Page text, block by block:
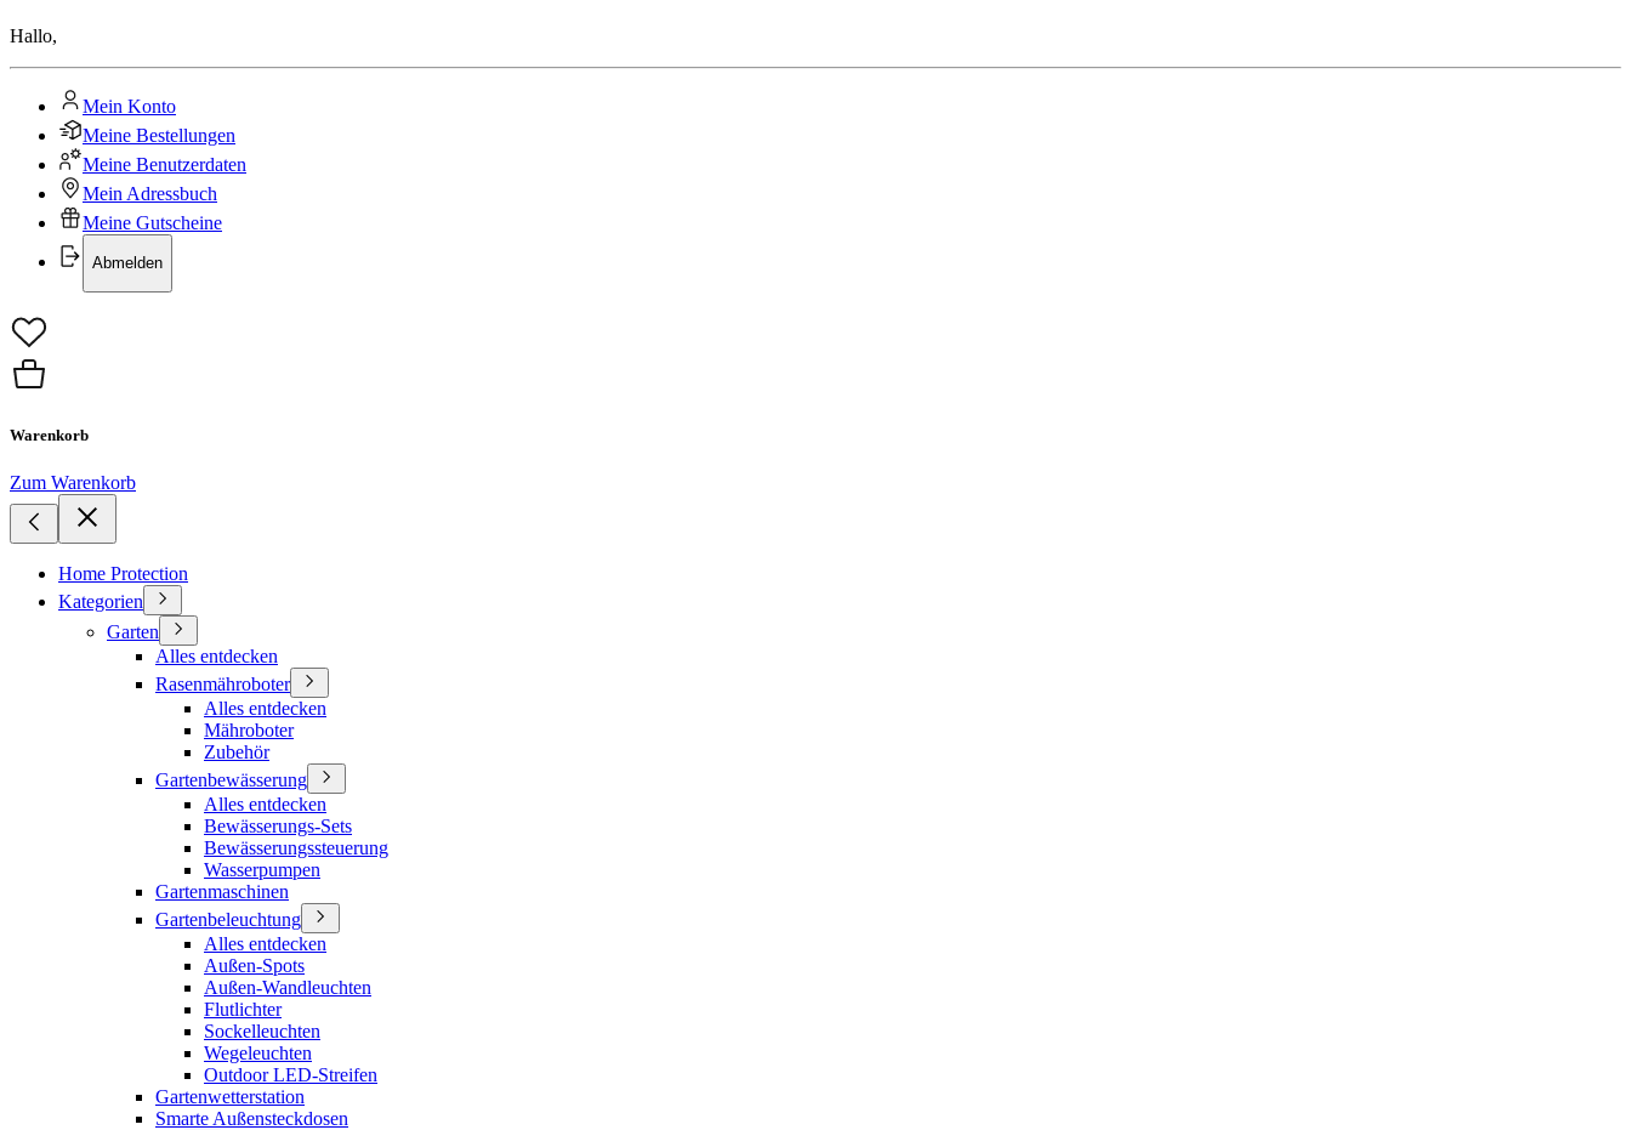
Hallo,
Mein Konto
Meine Bestellungen
Meine Benutzerdaten
Mein Adressbuch
Meine Gutscheine
Abmelden
Warenkorb
Zum Warenkorb
Home Protection
Kategorien
Garten
Alles entdecken
Rasenmähroboter
Alles entdecken
Mähroboter
Zubehör
Gartenbewässerung
Alles entdecken
Bewässerungs-Sets
Bewässerungssteuerung
Wasserpumpen
Gartenmaschinen
Gartenbeleuchtung
Alles entdecken
Außen-Spots
Außen-Wandleuchten
Flutlichter
Sockelleuchten
Wegeleuchten
Outdoor LED-Streifen
Gartenwetterstation
Smarte Außensteckdosen